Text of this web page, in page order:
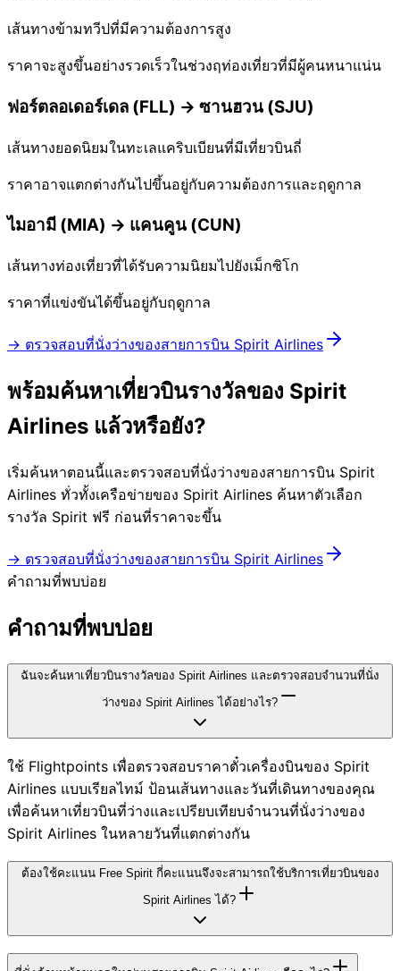
เส้นทางข้ามทวีปที่มีความต้องการสูง
ราคาจะสูงขึ้นอย่างรวดเร็วในช่วงฤท่องเที่ยวที่มีผู้คนหนาแน่น
ฟอร์ตลอเดอร์เดล (FLL) → ซานฮวน (SJU)
เส้นทางยอดนิยมในทะเลแคริบเบียนที่มีเที่ยวบินถี่
ราคาอาจแตกต่างกันไปขึ้นอยู่กับความต้องการและฤดูกาล
ไมอามี (MIA) → แคนคูน (CUN)
เส้นทางท่องเที่ยวที่ได้รับความนิยมไปยังเม็กซิโก
ราคาที่แข่งขันได้ขึ้นอยู่กับฤดูกาล
→ ตรวจสอบที่นั่งว่างของสายการบิน Spirit Airlines
พร้อมค้นหาเที่ยวบินรางวัลของ Spirit
Airlines แล้วหรือยัง?
เริ่มค้นหาตอนนี้และตรวจสอบที่นั่งว่างของสายการบิน Spirit
Airlines ทั่วทั้งเครือข่ายของ Spirit Airlines ค้นหาตัวเลือก
รางวัล Spirit ฟรี ก่อนที่ราคาจะขึ้น
→ ตรวจสอบที่นั่งว่างของสายการบิน Spirit Airlines
คำถามที่พบบ่อย
คำถามที่พบบ่อย
ฉันจะค้นหาเที่ยวบินรางวัลของ Spirit Airlines และตรวจสอบจำนวนที่นั่ง
ว่างของ Spirit Airlines ได้อย่างไร?
ใช้ Flightpoints เพื่อตรวจสอบราคาตั๋วเครื่องบินของ Spirit
Airlines แบบเรียลไทม์ ป้อนเส้นทางและวันที่เดินทางของคุณ
เพื่อค้นหาเที่ยวบินที่ว่างและเปรียบเทียบจำนวนที่นั่งว่างของ
Spirit Airlines ในหลายวันที่แตกต่างกัน
ต้องใช้คะแนน Free Spirit กี่คะแนนจึงจะสามารถใช้บริการเที่ยวบินของ
Spirit Airlines ได้?